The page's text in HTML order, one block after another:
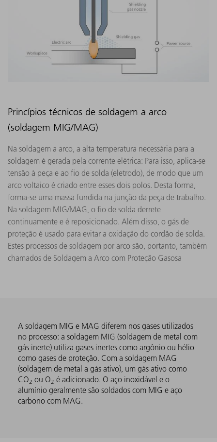
Princípios técnicos de soldagem a arco
(soldagem MIG/MAG)
Na soldagem a arco, a alta temperatura necessária para a
soldagem é gerada pela corrente elétrica: Para isso, aplica-se
tensão à peça e ao fio de solda (eletrodo), de modo que um
arco voltaico é criado entre esses dois polos. Desta forma,
forma-se uma massa fundida na junção da peça de trabalho.
Na soldagem MIG/MAG, o fio de solda derrete
continuamente e é reposicionado. Além disso, o gás de
proteção é usado para evitar a oxidação do cordão de solda.
Estes processos de soldagem por arco são, portanto, também
chamados de Soldagem a Arco com Proteção Gasosa
A soldagem MIG e MAG diferem nos gases utilizados
no processo: a soldagem MIG (soldagem de metal com
gás inerte) utiliza gases inertes como argônio ou hélio
como gases de proteção. Com a soldagem MAG
(soldagem de metal a gás ativo), um gás ativo como
CO2 ou O2 é adicionado. O aço inoxidável e o
alumínio geralmente são soldados com MIG e aço
carbono com MAG.